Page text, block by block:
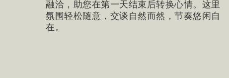
融洽，助您在第一天结束后转换心情。这里
氛围轻松随意，交谈自然而然，节奏悠闲自
在。